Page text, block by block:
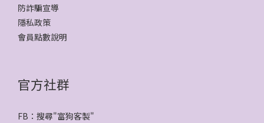
防詐騙宣導
隱私政策
會員點數說明
官方社群
FB：搜尋"富狗客製"